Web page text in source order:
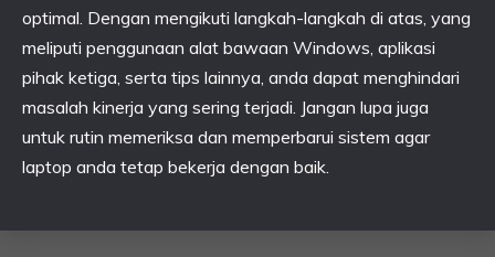
optimal. Dengan mengikuti langkah-langkah di atas, yang
meliputi penggunaan alat bawaan Windows, aplikasi
pihak ketiga, serta tips lainnya, anda dapat menghindari
masalah kinerja yang sering terjadi. Jangan lupa juga
untuk rutin memeriksa dan memperbarui sistem agar
laptop anda tetap bekerja dengan baik.